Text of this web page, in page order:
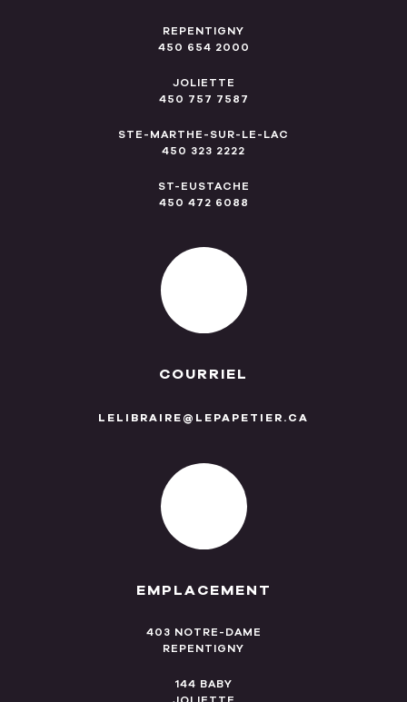
REPENTIGNY
450 654 2000
JOLIETTE
450 757 7587
STE-MARTHE-SUR-LE-LAC
450 323 2222
ST-EUSTACHE
450 472 6088
COURRIEL
LELIBRAIRE@LEPAPETIER.CA
EMPLACEMENT
403 NOTRE-DAME
REPENTIGNY
144 BABY